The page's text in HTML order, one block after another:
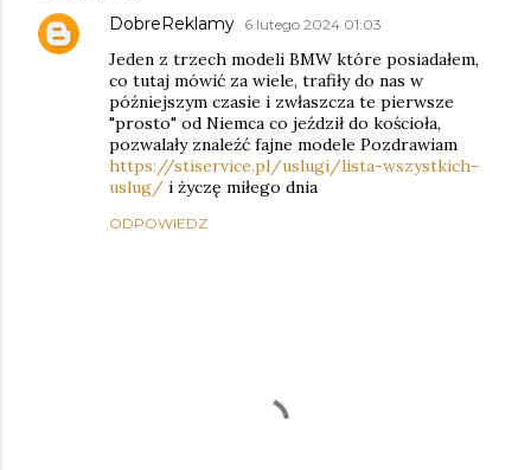
DobreReklamy 6 lutego 2024 01:03
Jeden z trzech modeli BMW które posiadałem,
co tutaj mówić za wiele, trafiły do nas w
późniejszym czasie i zwłaszcza te pierwsze
"prosto" od Niemca co jeździł do kościoła,
pozwalały znaleźć fajne modele Pozdrawiam
https://stiservice.pl/uslugi/lista-wszystkich-
uslug/ i życzę miłego dnia
ODPOWIEDZ